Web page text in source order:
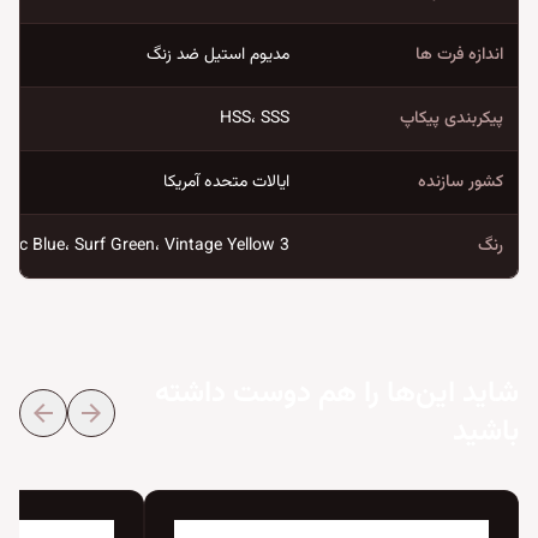
اندازه فرت ها مدیوم استیل ضد زنگ
پیکربندی پیکاپ HSS، SSS
کشور سازنده ایالات متحده آمریکا
رنگ 3 Tone Burst، Black، Olympic White، Sonic Blue، Surf Green، Vintage Yellow
arrow_forward
arrow_back